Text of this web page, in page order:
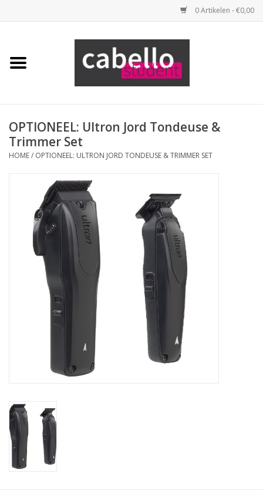
0 Artikelen - €0,00
Home
Opleidingspakketten
Benodigdheden
Tools
Haarproducten
Merken
OPTIONEEL: Ultron Jord Tondeuse &
Trimmer Set
HOME/ OPTIONEEL: ULTRON JORD TONDEUSE & TRIMMER SET